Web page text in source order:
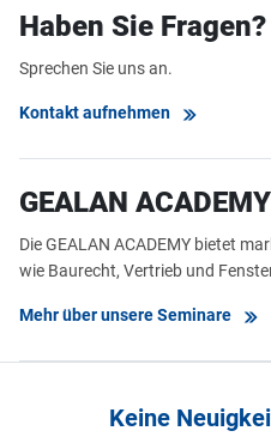
Haben Sie Fragen?
Sprechen Sie uns an.
Kontakt aufnehmen
GEALAN ACADEMY
Die GEALAN ACADEMY bietet
wie Baurecht, Vertrieb und
Mehr über unsere Seminare
Keine